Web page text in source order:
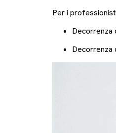
Per i
Decorrenza
Decorrenza